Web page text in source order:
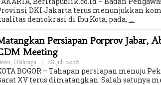
DKI Jakarta terus menunjukkan
demokrasi di Ibu Kota, pada,
Persiapan Porprov Jabar,
Meeting
Olahraga 28 Juli 2026
BOGOR – Tahapan persiapan menuju
XV terus dimatangkan. Salah satunya